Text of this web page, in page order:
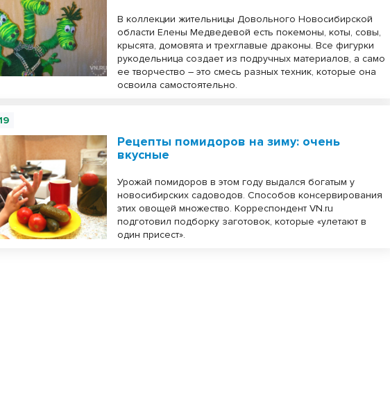
В коллекции жительницы Довольного Новосибирской
области Елены Медведевой есть покемоны, коты, совы,
крысята, домовята и трехглавые драконы. Все фигурки
рукодельница создает из подручных материалов, а само
ее творчество – это смесь разных техник, которые она
освоила самостоятельно.
Рецепты помидоров на зиму: очень
вкусные
Урожай помидоров в этом году выдался богатым у
новосибирских садоводов. Способов консервирования
этих овощей множество. Корреспондент VN.ru
подготовил подборку заготовок, которые «улетают в
один присест».